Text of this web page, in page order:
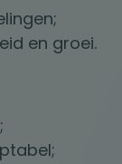
en groei.